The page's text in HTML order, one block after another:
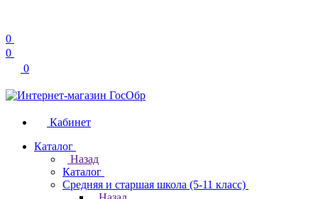
0
0
0
Кабинет
Каталог
Назад
Каталог
Средняя и старшая школа (5-11 класс)